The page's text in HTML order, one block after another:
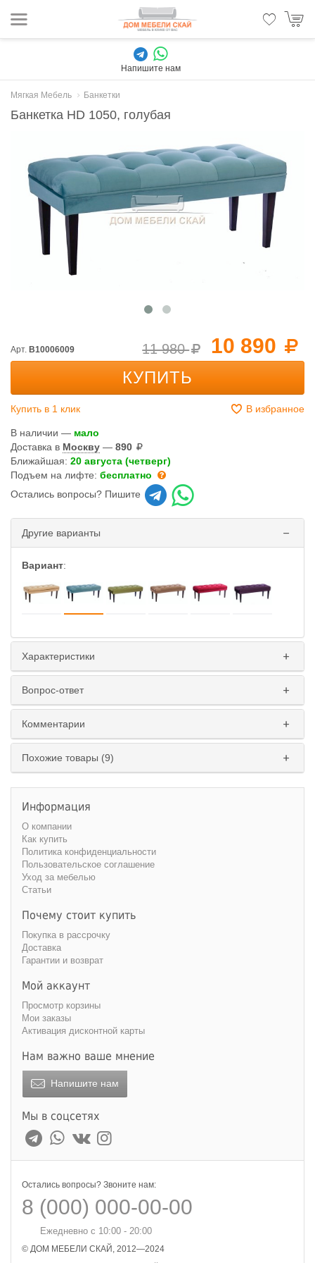
Напишите нам
Мягкая Мебель Банкетки
Банкетка HD 1050, голубая
10 890
11 980
Арт. B10006009
КУПИТЬ
Купить в 1 клик В избранное
В наличии — мало
Доставка в Москву — 890
Ближайшая: 20 августа (четверг)
Подъем на лифте: бесплатно
Остались вопросы? Пишите
Другие варианты
Вариант:
Характеристики
Вопрос-ответ
Комментарии
Похожие товары (9)
Информация
О компании
Как купить
Политика конфиденциальности
Пользовательское соглашение
Уход за мебелью
Статьи
Почему стоит купить
Покупка в рассрочку
Доставка
Гарантии и возврат
Мой аккаунт
Просмотр корзины
Мои заказы
Активация дисконтной карты
Нам важно ваше мнение
Напишите нам
Мы в соцсетях
Остались вопросы? Звоните нам:
8 (000) 000-00-00
Ежедневно с 10:00 - 20:00
© ДОМ МЕБЕЛИ СКАЙ, 2012—2024